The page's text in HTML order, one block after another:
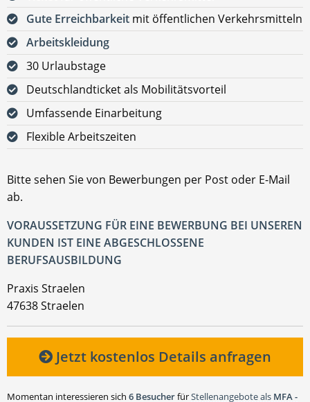
Gute Erreichbarkeit mit öffentlichen Verkehrsmitteln
Arbeitskleidung
30 Urlaubstage
Deutschlandticket als Mobilitätsvorteil
Umfassende Einarbeitung
Flexible Arbeitszeiten
Bitte sehen Sie von Bewerbungen per Post oder E-Mail
ab.
VORAUSSETZUNG FÜR EINE BEWERBUNG BEI UNSEREN
KUNDEN IST EINE ABGESCHLOSSENE
BERUFSAUSBILDUNG
Praxis Straelen
47638 Straelen
Jetzt kostenlos Details anfragen
Momentan interessieren sich 6 BesucherfürStellenangebote als MFA -